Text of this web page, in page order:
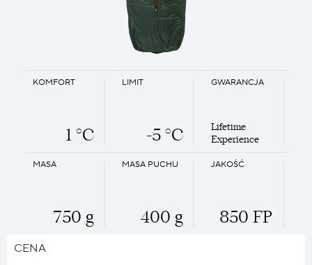
MASA
750 g
JAKOŚĆ
850 FP
MASA PUCHU
400 g
KOMFORT
1 °C
LIMIT
-5 °C
GWARANCJA
Lifetime
Experience
CENA